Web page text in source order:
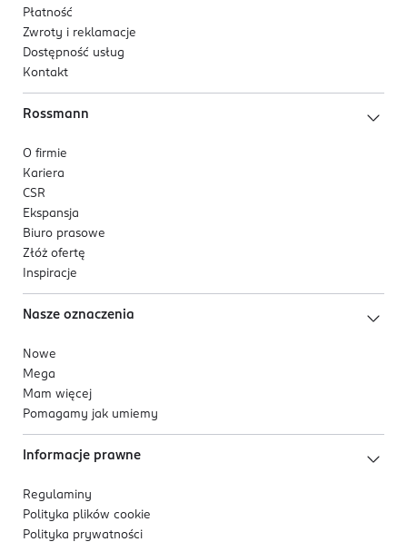
Płatność
Zwroty i reklamacje
Dostępność usług
Kontakt
Rossmann
O firmie
Kariera
CSR
Ekspansja
Biuro prasowe
Złóż ofertę
Inspiracje
Nasze oznaczenia
Nowe
Mega
Mam więcej
Pomagamy jak umiemy
Informacje prawne
Regulaminy
Polityka plików cookie
Polityka prywatności